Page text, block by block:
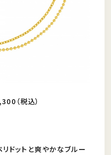
（税込）
ドットと爽やかなブルー